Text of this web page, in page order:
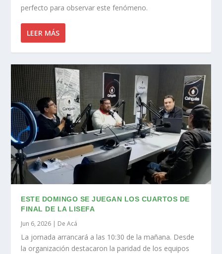
perfecto para observar este fenómeno.
LEER MÁS
ESTE DOMINGO SE JUEGAN LOS CUARTOS DE
FINAL DE LA LISEFA
Jun 6, 2026 | De Acá
La jornada arrancará a las 10:30 de la mañana. Desde
la organización destacaron la paridad de los equipos